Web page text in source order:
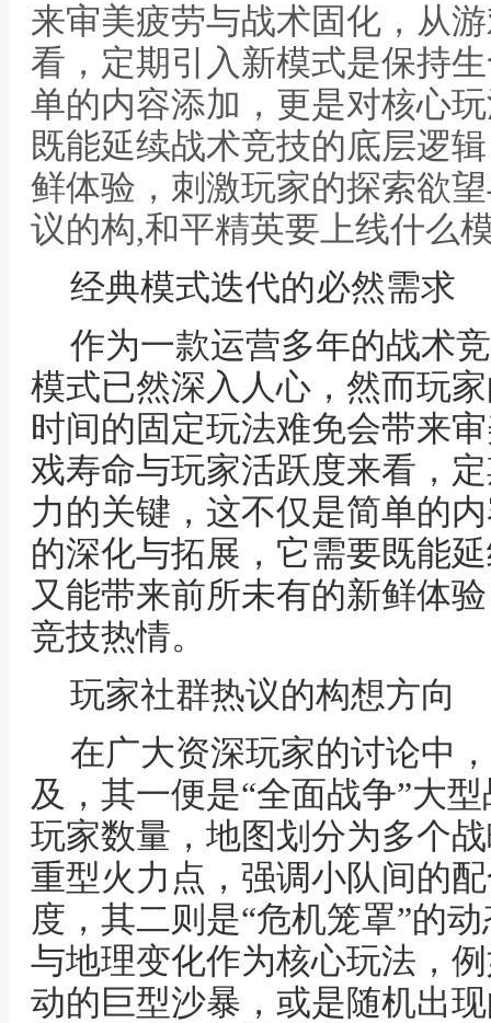
来审美疲劳与战术固化，从
看，定期引入新模式是保持
单的内容添加，更是对核心
既能延续战术竞技的底层逻
鲜体验，刺激玩家的探索欲
议的构,和平精英要上线什么
经典模式迭代的必然需求
作为一款运营多年的战术
模式已然深入人心，然而玩
时间的固定玩法难免会带来
戏寿命与玩家活跃度来看，
力的关键，这不仅是简单的
的深化与拓展，它需要既能
又能带来前所未有的新鲜体
竞技热情。
玩家社群热议的构想方向
在广大资深玩家的讨论中
及，其一便是“全面战争”大
玩家数量，地图划分为多个
重型火力点，强调小队间的
度，其二则是“危机笼罩”的
与地理变化作为核心玩法，
动的巨型沙暴，或是随机出